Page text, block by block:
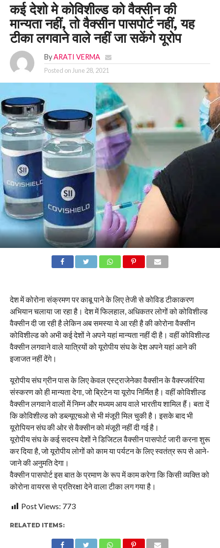
कई देशो मे कोविशील्ड को वैक्सीन की
मान्यता नहीं, तो वैक्सीन पासपोर्ट नहीं, यह
टीका लगवाने वाले नहीं जा सकेंगे यूरोप
By ARATI VERMA
Posted on June 28, 2021
देश में कोरोना संक्रमण पर काबू पाने के लिए तेजी से कोविड टीकाकरण
अभियान चलाया जा रहा है। देश में फिलहाल, अधिकतर लोगों को कोविशील्ड
वैक्सीन दी जा रही है लेकिन अब समस्या ये आ रही है की कोरोना वैक्सीन
कोविशील्ड को अभी कई देशों ने अपने यहां मान्यता नहीं दी है। वहीं कोविशील्ड
वैक्सीन लगवाने वाले यात्रियों को यूरोपीय संघ के देश अपने यहां आने की
इजाजत नहीं देंगे।
यूरोपीय संघ ग्रीन पास के लिए केवल एस्ट्राजेनेका वैक्सीन के वैक्स्जर्वरिया
संस्करण को ही मान्यता देगा, जो ब्रिटेन या यूरोप निर्मित है। वहीं कोविशील्ड
वैक्सीन लगवाने वालों में निम्न और मध्यम आय वाले भारतीय शामिल हैं। बता दें
कि कोविशील्ड को डब्ल्यूएचओ से भी मंजूरी मिल चुकी है। इसके बाद भी
यूरोपियन संघ की ओर से वैक्सीन को मंजूरी नहीं दी गई है।
यूरोपीय संघ के कई सदस्य देशों ने डिजिटल वैक्सीन पासपोर्ट जारी करना शुरू
कर दिया है, जो यूरोपीय लोगों को काम या पर्यटन के लिए स्वतंत्र रूप से आने-
जाने की अनुमति देगा।
वैक्सीन पासपोर्ट इस बात के प्रमाण के रूप में काम करेगा कि किसी व्यक्ति को
कोरोना वायरस से प्रतिरक्षा देने वाला टीका लग गया है।
Post Views: 773
RELATED ITEMS: